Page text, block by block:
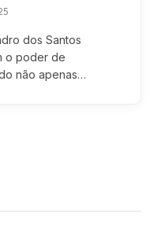
dos Santos
o poder de
não apenas…